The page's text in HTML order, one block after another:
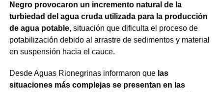
Negro provocaron un incremento natural de la
turbiedad del agua cruda utilizada para la producción
de agua potable, situación que dificulta el proceso de
potabilización debido al arrastre de sedimentos y material
en suspensión hacia el cauce.
Desde Aguas Rionegrinas informaron que las
situaciones más complejas se presentan en las